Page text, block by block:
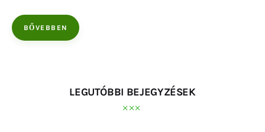
BŐVEBBEN
LEGUTÓBBI BEJEGYZÉSEK